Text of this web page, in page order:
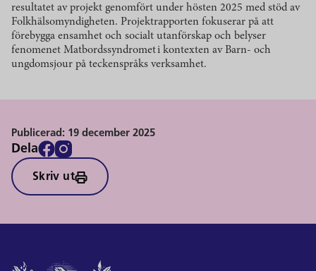
resultatet av projekt genomfört under hösten 2025 med stöd av
Folkhälsomyndigheten. Projektrapporten fokuserar på att
förebygga ensamhet och socialt utanförskap och belyser
fenomenet Matbordssyndromet i kontexten av Barn- och
ungdomsjour på teckenspråks verksamhet.
Publicerad: 19 december 2025
Dela
Skriv ut